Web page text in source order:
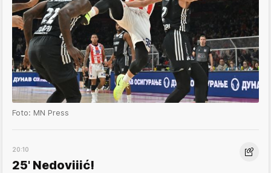
Foto: MN Press
20:10
25' Nedoviiić!